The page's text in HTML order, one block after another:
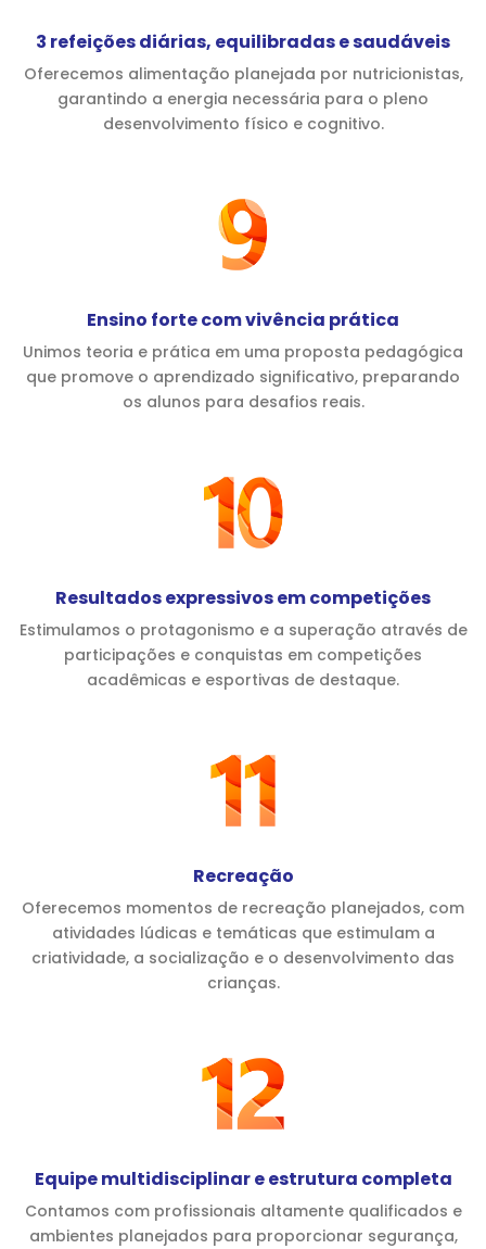
3 refeições diárias, equilibradas e saudáveis
Oferecemos alimentação planejada por nutricionistas,
garantindo a energia necessária para o pleno
desenvolvimento físico e cognitivo.
Ensino forte com vivência prática
Unimos teoria e prática em uma proposta pedagógica
que promove o aprendizado significativo, preparando
os alunos para desafios reais.
Resultados expressivos em competições
Estimulamos o protagonismo e a superação através de
participações e conquistas em competições
acadêmicas e esportivas de destaque.
Recreação
Oferecemos momentos de recreação planejados, com
atividades lúdicas e temáticas que estimulam a
criatividade, a socialização e o desenvolvimento das
crianças.
Equipe multidisciplinar e estrutura completa
Contamos com profissionais altamente qualificados e
ambientes planejados para proporcionar segurança,